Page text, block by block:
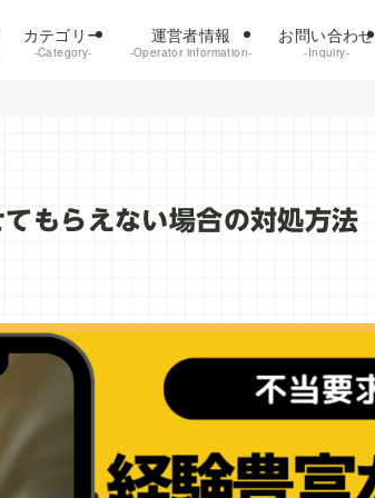
カテゴリー
‐Category‐
運営者情報
‐Operator information‐
お問い合わせ
‐Inquiry‐
もらえない場合の対処方法